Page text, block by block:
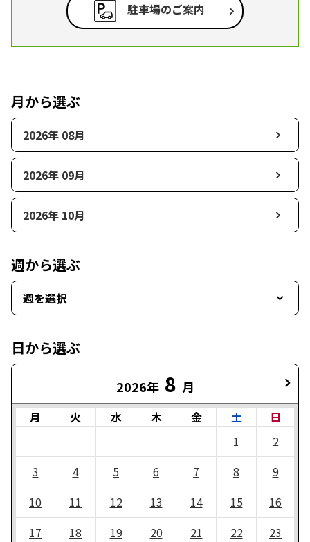
駐車場のご案内
月から選ぶ
2026年 08月
2026年 09月
2026年 10月
週から選ぶ
週を選択
日から選ぶ
2026年 8 月
月 火 水 木 金 土
日
1
2
3
4 5 6 7 8
9
10
11 12 13 14 15
16
17
18 19 20 21 22
23